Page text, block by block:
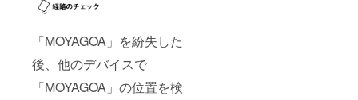
「MOYAGOA」を紛失した
後、他のデバイスで
「MOYAGOA」の位置を検